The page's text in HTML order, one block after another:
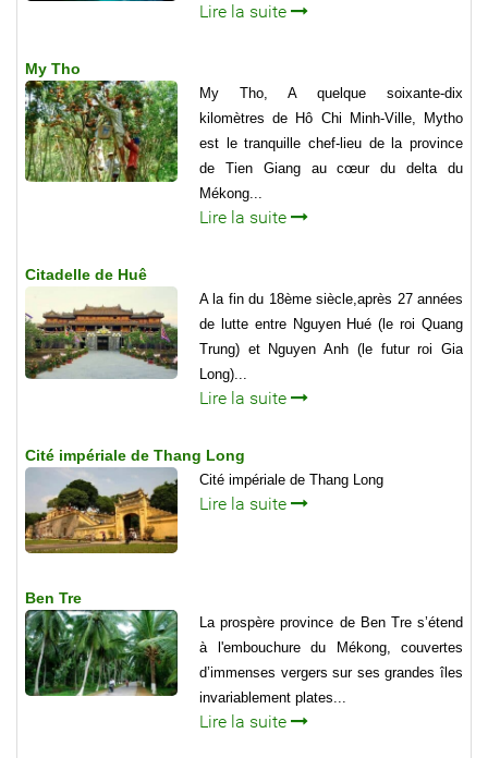
Lire la suite
My Tho
My Tho, A quelque soixante-dix
kilomètres de Hô Chi Minh-Ville, Mytho
est le tranquille chef-lieu de la province
de Tien Giang au cœur du delta du
Mékong...
Lire la suite
Citadelle de Huê
A la fin du 18ème siècle,après 27 années
de lutte entre Nguyen Hué (le roi Quang
Trung) et Nguyen Anh (le futur roi Gia
Long)...
Lire la suite
Cité impériale de Thang Long
Cité impériale de Thang Long
Lire la suite
Ben Tre
La prospère province de Ben Tre s’étend
à l'embouchure du Mékong, couvertes
d’immenses vergers sur ses grandes îles
invariablement plates...
Lire la suite